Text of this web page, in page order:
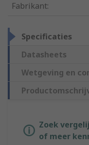
Fabrikant:
Specificaties
Datasheets
Wetgeving en
Zoek
of meer